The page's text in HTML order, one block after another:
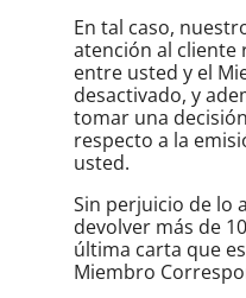
En tal caso,
atención al cliente
entre usted y el
desactivado, y
tomar una
respecto a la
usted.
Sin perjuicio de lo
devolver más de
última carta que
Miembro